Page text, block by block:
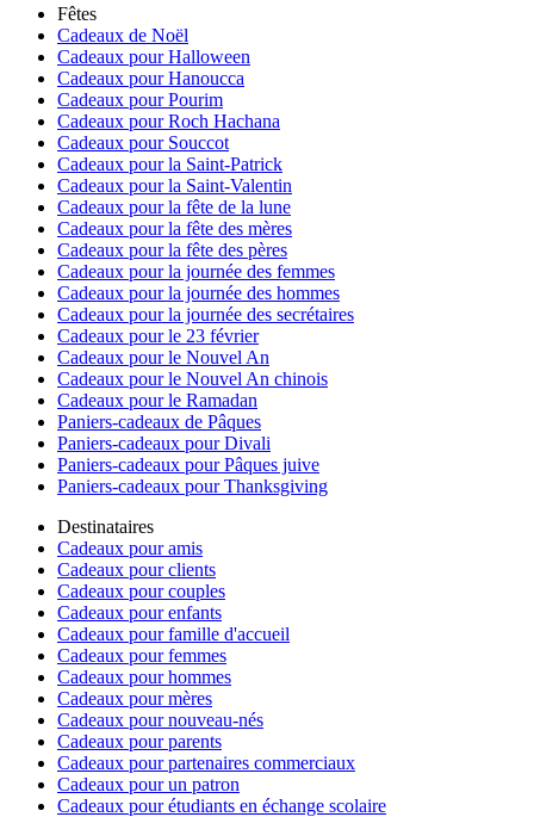
Fêtes
Cadeaux de Noël
Cadeaux pour Halloween
Cadeaux pour Hanoucca
Cadeaux pour Pourim
Cadeaux pour Roch Hachana
Cadeaux pour Souccot
Cadeaux pour la Saint-Patrick
Cadeaux pour la Saint-Valentin
Cadeaux pour la fête de la lune
Cadeaux pour la fête des mères
Cadeaux pour la fête des pères
Cadeaux pour la journée des femmes
Cadeaux pour la journée des hommes
Cadeaux pour la journée des secrétaires
Cadeaux pour le 23 février
Cadeaux pour le Nouvel An
Cadeaux pour le Nouvel An chinois
Cadeaux pour le Ramadan
Paniers-cadeaux de Pâques
Paniers-cadeaux pour Divali
Paniers-cadeaux pour Pâques juive
Paniers-cadeaux pour Thanksgiving
Destinataires
Cadeaux pour amis
Cadeaux pour clients
Cadeaux pour couples
Cadeaux pour enfants
Cadeaux pour famille d'accueil
Cadeaux pour femmes
Cadeaux pour hommes
Cadeaux pour mères
Cadeaux pour nouveau-nés
Cadeaux pour parents
Cadeaux pour partenaires commerciaux
Cadeaux pour un patron
Cadeaux pour étudiants en échange scolaire